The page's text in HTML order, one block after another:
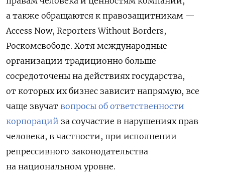
а также обращаются к правозащитникам —
Access Now, Reporters Without Borders,
Роскомсвободе. Хотя международные
организации традиционно больше
сосредоточены на действиях государства,
от которых их бизнес зависит напрямую, все
чаще звучат вопросы об ответственности
корпораций за соучастие в нарушениях прав
человека, в частности, при исполнении
репрессивного законодательства
на национальном уровне.